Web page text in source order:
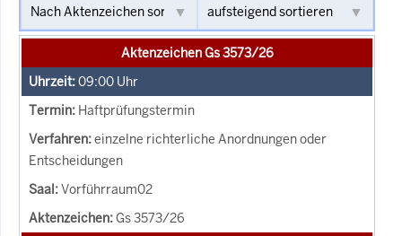
Aktenzeichen Gs 3573/26
09:00 Uhr
Haftprüfungstermin
einzelne richterliche Anordnungen oder
Entscheidungen
Vorführraum02
Gs 3573/26